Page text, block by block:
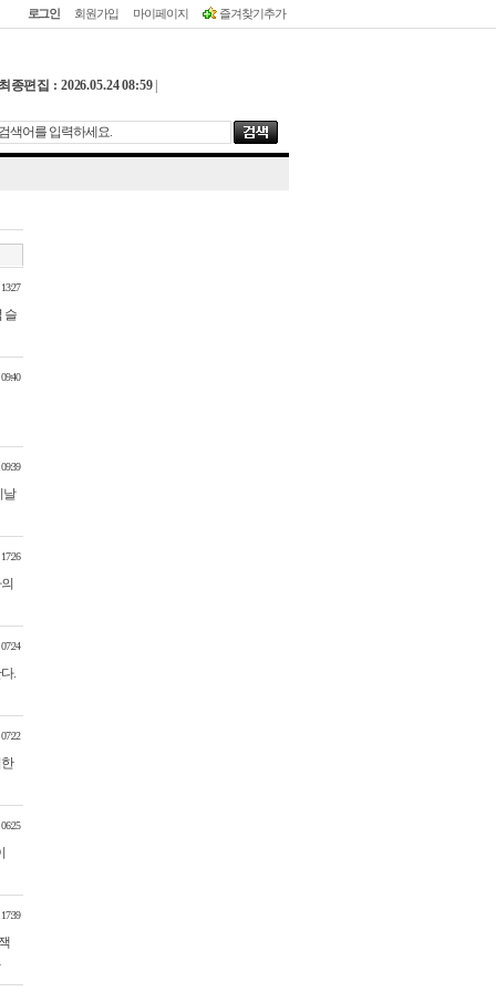
로그인 회원가입 마이페이지 즐겨찾기추가
최종편집 : 2026.05.24 08:59
슬
날
.